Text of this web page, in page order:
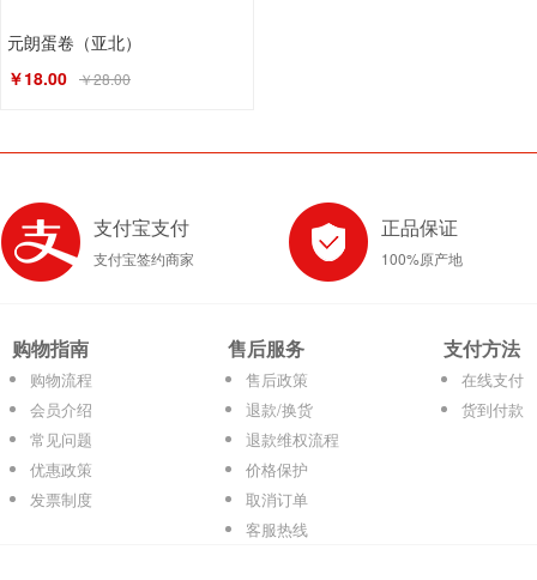
元朗蛋卷（亚北）
￥18.00 ￥28.00
支付宝支付
支付宝签约商家
正品保证
100%原产地
购物指南
购物流程
会员介绍
常见问题
优惠政策
发票制度
售后服务
售后政策
退款/换货
退款维权流程
价格保护
取消订单
客服热线
支付方法
在线支付
货到付款